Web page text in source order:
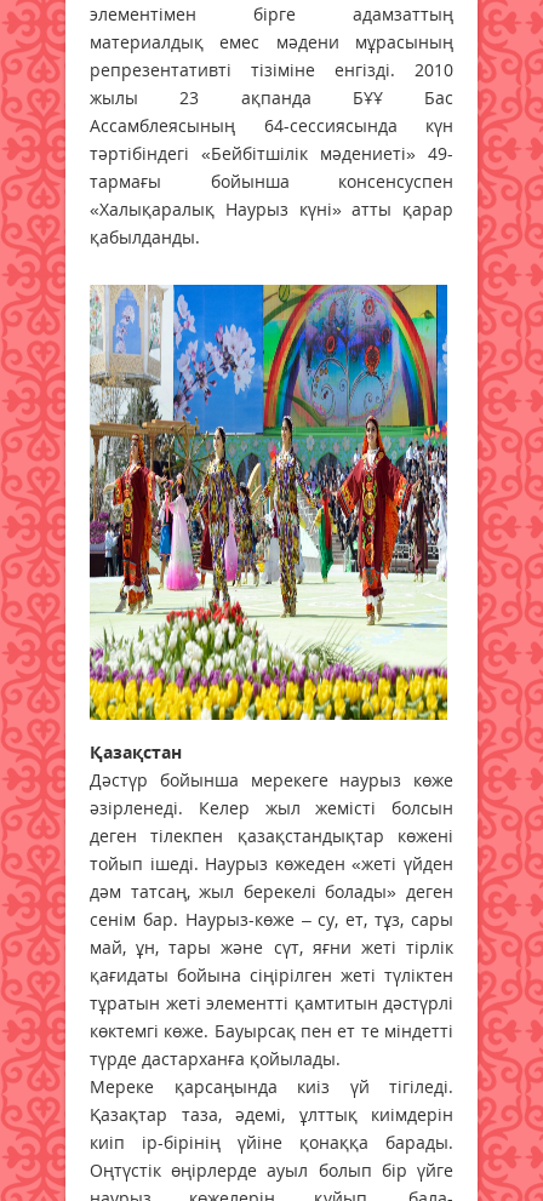
элементімен бірге адамзаттың
материалдық емес мәдени мұрасының
репрезентативті тізіміне енгізді. 2010
жылы 23 ақпанда БҰҰ Бас
Ассамблеясының 64-сессиясында күн
тәртібіндегі «Бейбітшілік мәдениеті» 49-
тармағы бойынша консенсуспен
«Халықаралық Наурыз күні» атты қарар
қабылданды.
Қазақстан
Дәстүр бойынша мерекеге наурыз көже
әзірленеді. Келер жыл жемісті болсын
деген тілекпен қазақстандықтар көжені
тойып ішеді. Наурыз көжеден «жеті үйден
дәм татсаң, жыл берекелі болады» деген
сенім бар. Наурыз-көже – су, ет, тұз, сары
май, ұн, тары және сүт, яғни жеті тірлік
қағидаты бойына сіңірілген жеті түліктен
тұратын жеті элементті қамтитын дәстүрлі
көктемгі көже. Бауырсақ пен ет те міндетті
түрде дастарханға қойылады.
Мереке қарсаңында киіз үй тігіледі.
Қазақтар таза, әдемі, ұлттық киімдерін
киіп ір-бірінің үйіне қонаққа барады.
Оңтүстік өңірлерде ауыл болып бір үйге